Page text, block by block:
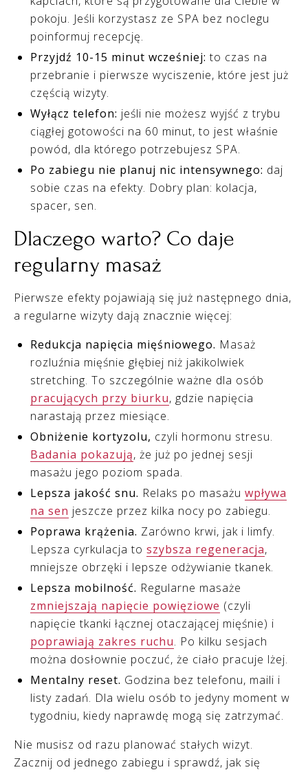
pokoju. Jeśli korzystasz ze SPA bez noclegu
poinformuj recepcję.
Przyjdź 10-15 minut wcześniej: to czas na
przebranie i pierwsze wyciszenie, które jest już
częścią wizyty.
Wyłącz telefon: jeśli nie możesz wyjść z trybu
ciągłej gotowości na 60 minut, to jest właśnie
powód, dla którego potrzebujesz SPA.
Po zabiegu nie planuj nic intensywnego: daj
sobie czas na efekty. Dobry plan: kolacja,
spacer, sen.
Dlaczego warto? Co daje
regularny masaż
Pierwsze efekty pojawiają się już następnego dnia,
a regularne wizyty dają znacznie więcej:
Redukcja napięcia mięśniowego. Masaż
rozluźnia mięśnie głębiej niż jakikolwiek
stretching. To szczególnie ważne dla osób
pracujących przy biurku, gdzie napięcia
narastają przez miesiące.
Obniżenie kortyzolu, czyli hormonu stresu.
Badania pokazują, że już po jednej sesji
masażu jego poziom spada.
Lepsza jakość snu. Relaks po masażu wpływa
na sen jeszcze przez kilka nocy po zabiegu.
Poprawa krążenia. Zarówno krwi, jak i limfy.
Lepsza cyrkulacja to szybsza regeneracja,
mniejsze obrzęki i lepsze odżywianie tkanek.
Lepsza mobilność. Regularne masaże
zmniejszają napięcie powięziowe (czyli
napięcie tkanki łącznej otaczającej mięśnie) i
poprawiają zakres ruchu. Po kilku sesjach
można dosłownie poczuć, że ciało pracuje lżej.
Mentalny reset. Godzina bez telefonu, maili i
listy zadań. Dla wielu osób to jedyny moment w
tygodniu, kiedy naprawdę mogą się zatrzymać.
Nie musisz od razu planować stałych wizyt.
Zacznij od jednego zabiegu i sprawdź, jak się